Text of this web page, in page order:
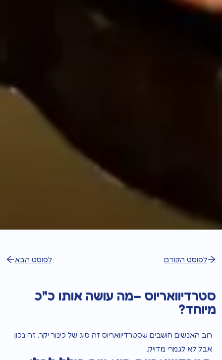
לפוסט הקודם לפוסט הבא
סטרדיוואריוס –מה עושה אותו כ"כ
מיוחד?
רוב האנשים חושבים שסטרדיוואריוס זה סוג של כינור יקר. זה נכון
אבל לא לגמרי מדויק.